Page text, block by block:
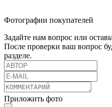
Фотографии покупателей
Задайте нам вопрос или
После проверки ваш вопрос
разделе.
Приложить фото